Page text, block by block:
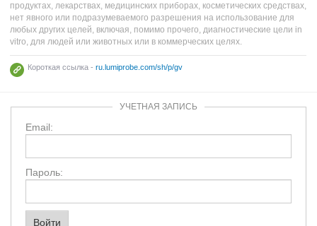
продуктах, лекарствах, медицинских приборах, косметических средствах,
нет явного или подразумеваемого разрешения на использование для
любых других целей, включая, помимо прочего, диагностические цели in
vitro, для людей или животных или в коммерческих целях.
Короткая ссылка - ru.lumiprobe.com/sh/p/gv
УЧЕТНАЯ ЗАПИСЬ
Email:
Пароль: